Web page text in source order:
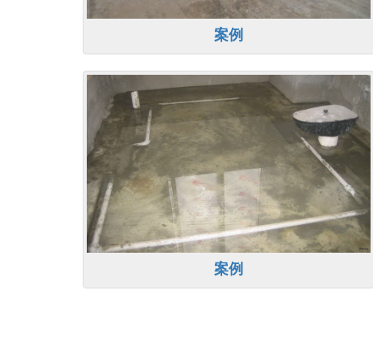
案例
案例